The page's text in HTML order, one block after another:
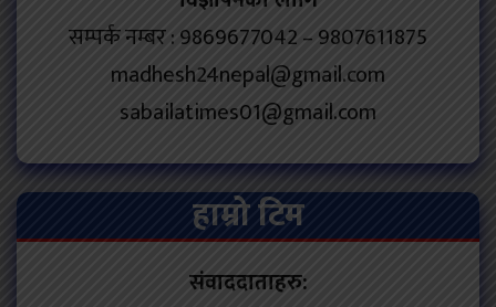
सम्पर्क नम्बर : 9869677042 – 9807611875
madhesh24nepal@gmail.com
sabailatimes01@gmail.com
हाम्रो टिम
संवाददाताहरु: